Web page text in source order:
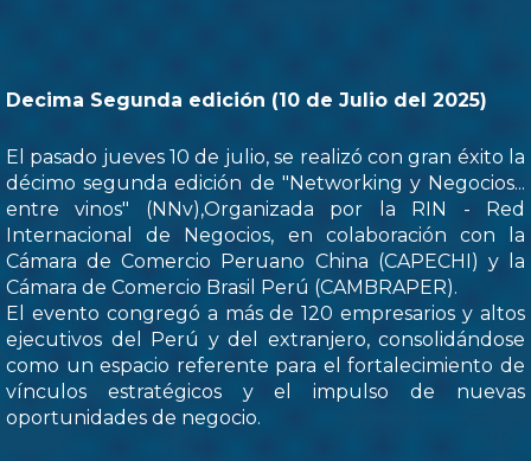
Decima Segunda edición (10 de Julio del 2025)
El pasado jueves 10 de julio, se realizó con gran éxito la
décimo segunda edición de "Networking y Negocios...
entre vinos" (NNv),Organizada por la RIN - Red
Internacional de Negocios, en colaboración con la
Cámara de Comercio Peruano China (CAPECHI) y la
Cámara de Comercio Brasil Perú (CAMBRAPER).
El evento congregó a más de 120 empresarios y altos
ejecutivos del Perú y del extranjero, consolidándose
como un espacio referente para el fortalecimiento de
vínculos estratégicos y el impulso de nuevas
oportunidades de negocio.